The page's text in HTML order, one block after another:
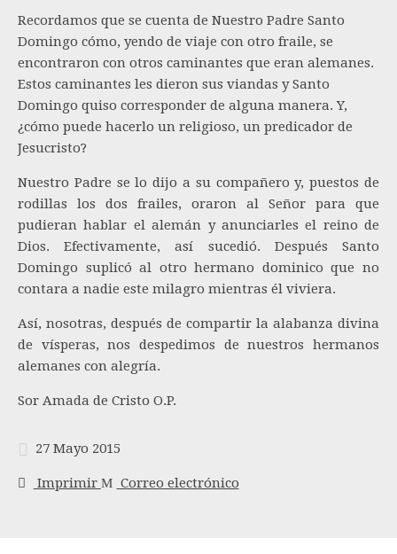
Recordamos que se cuenta de Nuestro Padre Santo
Domingo cómo, yendo de viaje con otro fraile, se
encontraron con otros caminantes que eran alemanes.
Estos caminantes les dieron sus viandas y Santo
Domingo quiso corresponder de alguna manera. Y,
¿cómo puede hacerlo un religioso, un predicador de
Jesucristo?
Nuestro Padre se lo dijo a su compañero y, puestos de
rodillas los dos frailes, oraron al Señor para que
pudieran hablar el alemán y anunciarles el reino de
Dios. Efectivamente, así sucedió. Después Santo
Domingo suplicó al otro hermano dominico que no
contara a nadie este milagro mientras él viviera.
Así, nosotras, después de compartir la alabanza divina
de vísperas, nos despedimos de nuestros hermanos
alemanes con alegría.
Sor Amada de Cristo O.P.
27 Mayo 2015
Imprimir Correo electrónico